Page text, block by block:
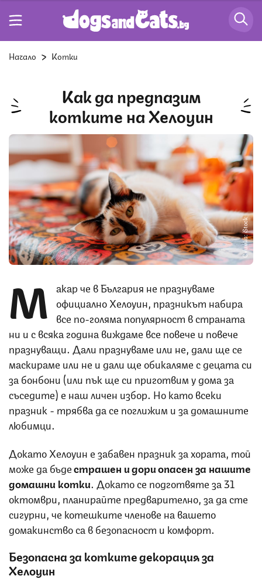
Начало Котки
Как да предпазим
котките на Хелоуин
Снимка: iStock
М
акар че в България не празнуваме
официално Хелоуин, празникът набира
все по-голяма популярност в страната
ни и с всяка година виждаме все повече и повече
празнуващи. Дали празнуваме или не, дали ще се
маскираме или не и дали ще обикаляме с децата си
за бонбони (или пък ще си приготвим у дома за
съседите) е наш личен избор. Но като всеки
празник - трябва да се поглижим и за домашните
любимци.
Докато Хелоуин е забавен празник за хората, той
може да бъдестрашен и дори опасен за нашите
домашни котки. Докато се подготвяте за 31
октомври, планирайте предварително, за да сте
сигурни, че котешките членове на вашето
домакинство са в безопасност и комфорт.
Безопасна за котките декорация за
Хелоуин